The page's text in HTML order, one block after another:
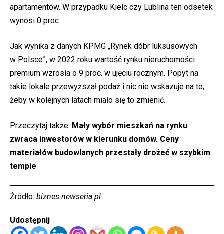
apartamentów. W przypadku Kielc czy Lublina ten odsetek
wynosi 0 proc.
Jak wynika z danych KPMG „Rynek dóbr luksusowych
w Polsce”, w 2022 roku wartość rynku nieruchomości
premium wzrosła o 9 proc. w ujęciu rocznym. Popyt na
takie lokale przewyższał podaż i nic nie wskazuje na to,
żeby w kolejnych latach miało się to zmienić.
Przeczytaj także: Mały wybór mieszkań na rynku
zwraca inwestorów w kierunku domów. Ceny
materiałów budowlanych przestały drożeć w szybkim
tempie
Źródło: biznes.newseria.pl
Udostępnij